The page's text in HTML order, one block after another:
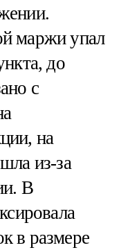
маржи упал
до
с
на
из-за
В
в размере